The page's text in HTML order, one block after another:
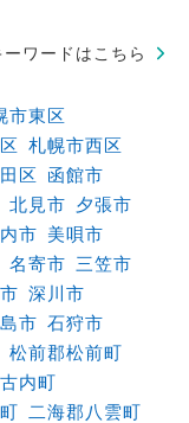
ワードはこちら
市東区
札幌市西区
区
函館市
北見市 夕張市
市 美唄市
名寄市 三笠市
深川市
市 石狩市
松前郡松前町
内町
二海郡八雲町